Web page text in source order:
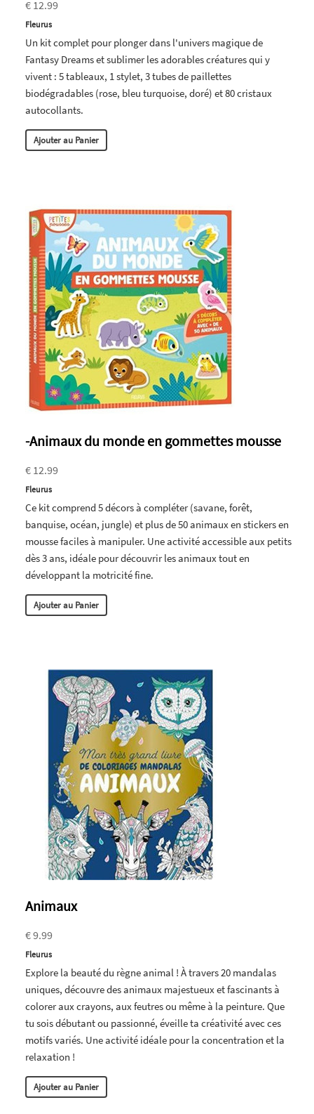
€ 12.99
Fleurus
Un kit complet pour plonger dans l'univers magique de
Fantasy Dreams et sublimer les adorables créatures qui y
vivent : 5 tableaux, 1 stylet, 3 tubes de paillettes
biodégradables (rose, bleu turquoise, doré) et 80 cristaux
autocollants.
Ajouter au Panier
-Animaux du monde en gommettes mousse
€ 12.99
Fleurus
Ce kit comprend 5 décors à compléter (savane, forêt,
banquise, océan, jungle) et plus de 50 animaux en stickers en
mousse faciles à manipuler. Une activité accessible aux petits
dès 3 ans, idéale pour découvrir les animaux tout en
développant la motricité fine.
Ajouter au Panier
Animaux
€ 9.99
Fleurus
Explore la beauté du règne animal ! À travers 20 mandalas
uniques, découvre des animaux majestueux et fascinants à
colorer aux crayons, aux feutres ou même à la peinture. Que
tu sois débutant ou passionné, éveille ta créativité avec ces
motifs variés. Une activité idéale pour la concentration et la
relaxation !
Ajouter au Panier